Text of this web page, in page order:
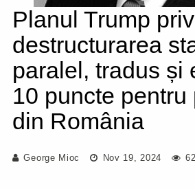
Planul Trump
destructurarea
paralel, tradus și
10 puncte pentru
din România
George Mioc Nov 19, 2024